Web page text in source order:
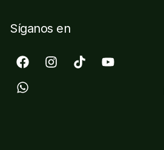
Síganos en